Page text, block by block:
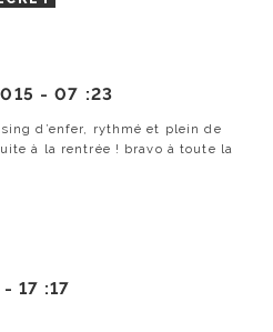
-07 :23
d’enfer, rythmé et plein de
à la rentrée ! bravo à toute la
- 17 :17